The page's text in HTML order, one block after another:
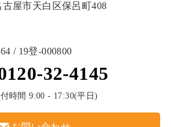
古屋市天白区保呂町408
/ 19登‐000800
32-4145
時間 9:00 - 17:30(平日)